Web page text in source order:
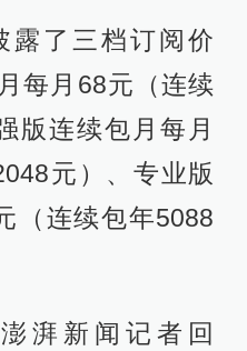
露了三档订阅价
每月68元（连续
版连续包月每月
元）、专业版
（连续包年5088
湃新闻记者回